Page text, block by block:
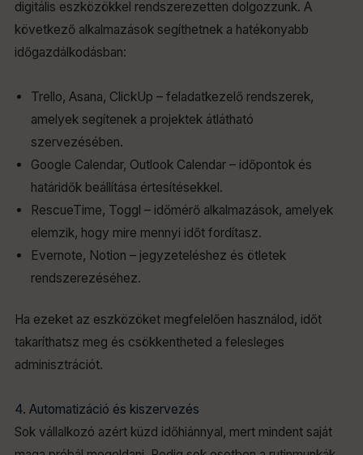
digitális eszközökkel rendszerezetten dolgozzunk. A
következő alkalmazások segíthetnek a hatékonyabb
időgazdálkodásban:
Trello, Asana, ClickUp – feladatkezelő rendszerek,
amelyek segítenek a projektek átlátható
szervezésében.
Google Calendar, Outlook Calendar – időpontok és
határidők beállítása értesítésekkel.
RescueTime, Toggl – időmérő alkalmazások, amelyek
elemzik, hogy mire mennyi időt fordítasz.
Evernote, Notion – jegyzeteléshez és ötletek
rendszerezéséhez.
Ha ezeket az eszközöket megfelelően használod, időt
takaríthatsz meg és csökkentheted a felesleges
adminisztrációt.
4. Automatizáció és kiszervezés
Sok vállalkozó azért küzd időhiánnyal, mert mindent saját